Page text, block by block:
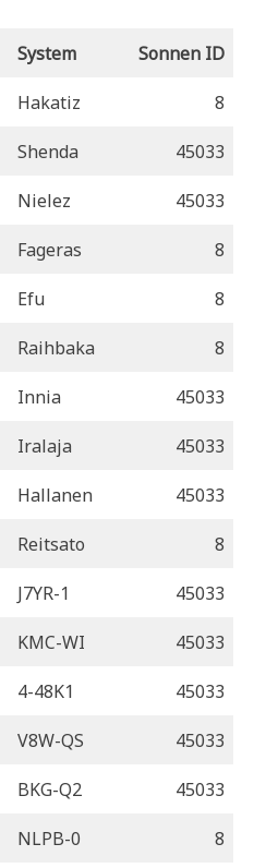
System Sonnen ID
Hakatiz 8
Shenda 45033
Nielez 45033
Fageras 8
Efu 8
Raihbaka 8
Innia 45033
Iralaja 45033
Hallanen 45033
Reitsato 8
J7YR-1 45033
KMC-WI 45033
4-48K1 45033
V8W-QS 45033
BKG-Q2 45033
NLPB-0 8